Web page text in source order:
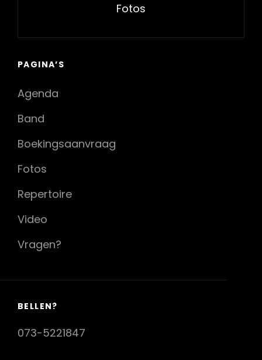
Fotos
PAGINA’S
Agenda
Band
Boekingsaanvraag
Fotos
Repertoire
Video
Vragen?
BELLEN?
073-5221847